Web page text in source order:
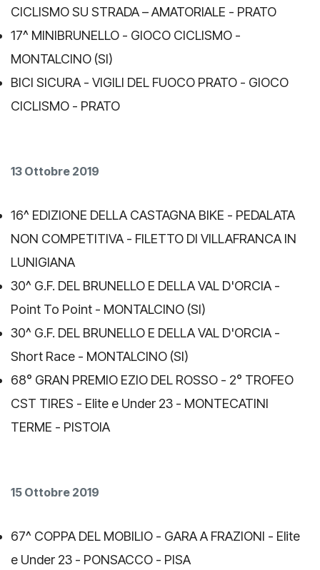
CICLISMO SU STRADA – AMATORIALE - PRATO
17^ MINIBRUNELLO - GIOCO CICLISMO -
MONTALCINO (SI)
BICI SICURA - VIGILI DEL FUOCO PRATO - GIOCO
CICLISMO - PRATO
13 Ottobre 2019
16^ EDIZIONE DELLA CASTAGNA BIKE - PEDALATA
NON COMPETITIVA - FILETTO DI VILLAFRANCA IN
LUNIGIANA
30^ G.F. DEL BRUNELLO E DELLA VAL D'ORCIA -
Point To Point - MONTALCINO (SI)
30^ G.F. DEL BRUNELLO E DELLA VAL D'ORCIA -
Short Race - MONTALCINO (SI)
68° GRAN PREMIO EZIO DEL ROSSO - 2° TROFEO
CST TIRES - Elite e Under 23 - MONTECATINI
TERME - PISTOIA
15 Ottobre 2019
67^ COPPA DEL MOBILIO - GARA A FRAZIONI - Elite
e Under 23 - PONSACCO - PISA